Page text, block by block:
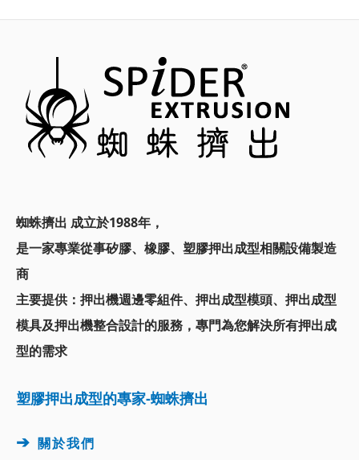
蜘蛛擠出 成立於1988年，
是一家專業從事矽膠、橡膠、塑膠押出成型相關設備製造
商
主要提供： 押出機週邊零組件、押出成型模頭、 押出成型
模具及押出機整合設計的服務， 專門為您解決所有押出成
型的需求
塑膠押出成型的專家-蜘蛛擠出
➔ 關於我們